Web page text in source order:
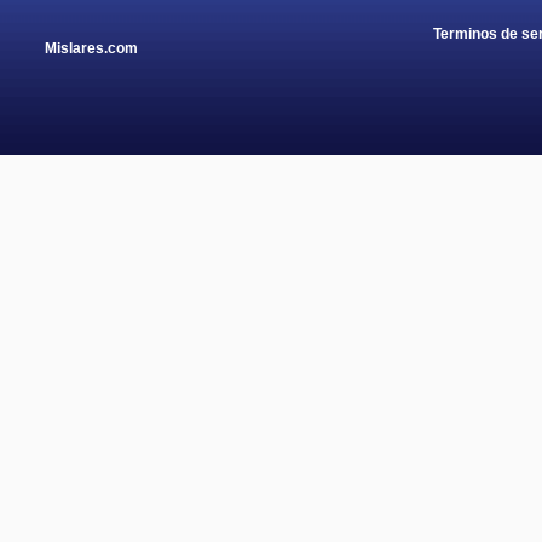
Mislares.com
Terminos de